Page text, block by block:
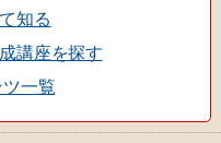
知る
講座を探す
ツ一覧